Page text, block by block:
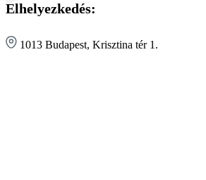
Elhelyezkedés:
1013 Budapest, Krisztina tér 1.